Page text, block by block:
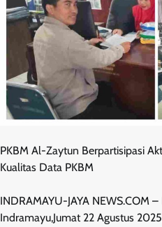
PKBM Al-Zaytun Berpartisipasi
Kualitas Data PKBM
INDRAMAYU-JAYA NEWS.COM
Indramayu,Jumat 22 Agustus